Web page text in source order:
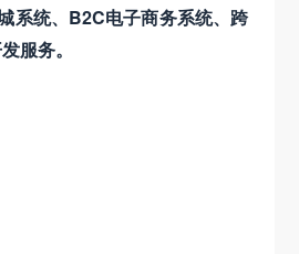
系统、B2C电子商务系统、跨
服务。